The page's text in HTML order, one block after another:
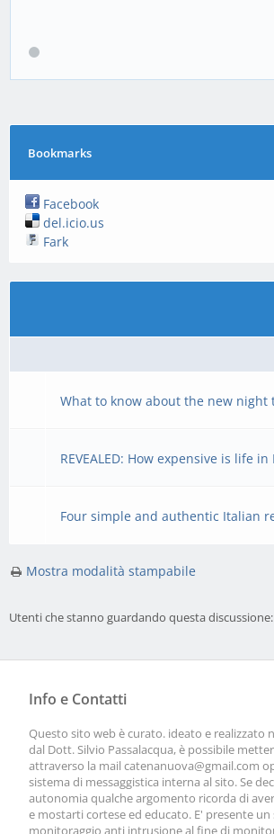
Bookmarks
Facebook
del.icio.us
Fark
What to know about the new
REVEALED: How expensive is life in
Four simple and authentic Italian
Mostra modalità stampabile
Utenti che stanno guardando questa
Info e Contatti
Questo sito web è curato. ideato e realizzato
dal Dott. Silvio Passalacqua, è possibile
attraverso la mail catenanuova@gmail.com
sistema di messaggistica interna al sito. Se
autonomia qualche argomento ricorda di
e mostarti cortese ed educato. E' presente un
monitoraggio anti intrusione al fine di